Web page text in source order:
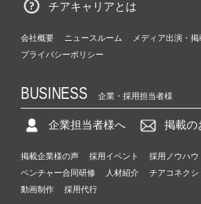
チアキャリアとは
会社概要 ニュースルーム
メディア出演・掲
プライバシーポリシー
BUSINESS 企業・採用担当者様
企業担当者様へ 掲載の
掲載企業様の声 採用イベント 採用ノウハウ
ベンチャー合同研修
人材紹介 チアコネクシ
動画制作
採用代行